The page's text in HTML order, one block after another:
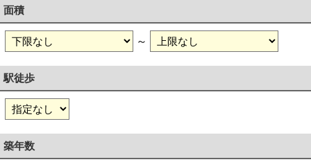
面積
～
駅徒歩
築年数